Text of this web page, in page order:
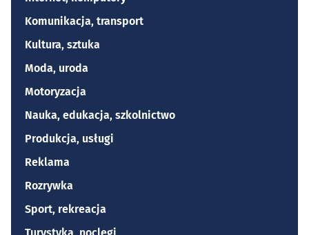
Komunikacja, transport
Kultura, sztuka
Moda, uroda
Motoryzacja
Nauka, edukacja, szkolnictwo
Produkcja, usługi
Reklama
Rozrywka
Sport, rekreacja